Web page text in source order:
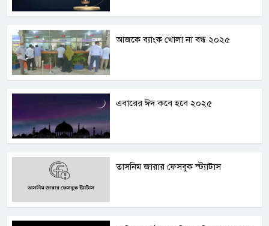
আজকে ব্যাংক খোলা না বন্ধ ২০২৫
এবারের ঈদ কবে হবে ২০২৫
তাসনিম জারার ফেসবুক স্ট্যাটাস